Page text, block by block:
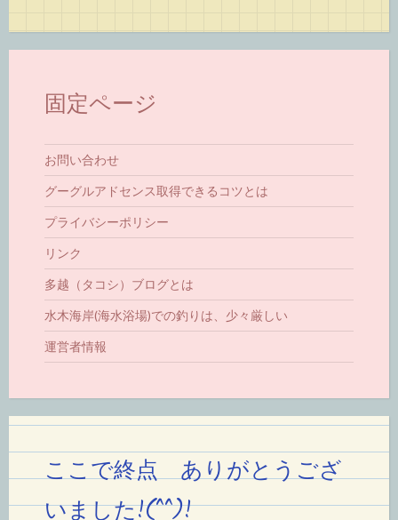
固定ページ
お問い合わせ
グーグルアドセンス取得できるコツとは
プライバシーポリシー
リンク
多越（タコシ）ブログとは
水木海岸(海水浴場)での釣りは、少々厳しい
運営者情報
ここで終点 ありがとうござ
いました!(^^)!